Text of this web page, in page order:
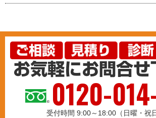
0120-
受付時間 9:00～18:00（日曜・祝